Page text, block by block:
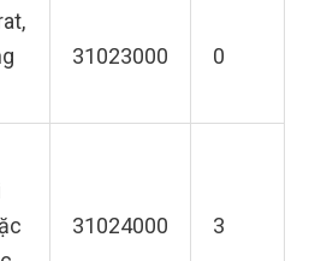
31023000 0
31024000 3